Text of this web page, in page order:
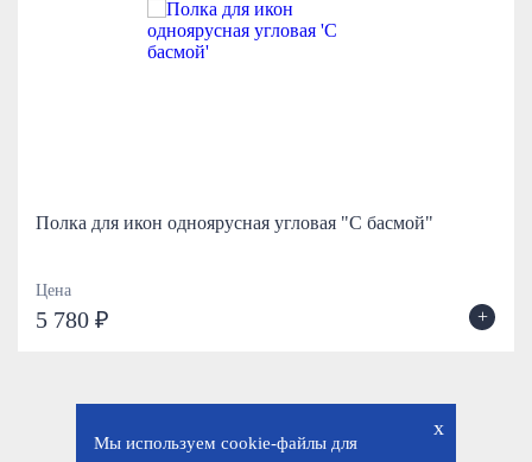
Полка для икон одноярусная угловая "С басмой"
Цена
5 780 ₽ +
x
Мы используем cookie-файлы для